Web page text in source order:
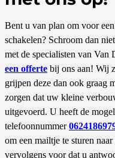
Bent u van plan om voor
schakelen? Schroom dan
met de specialisten van
een offerte bij ons aan! Wij
grijpen deze dan ook graag
zorgen dat uw kleine
uitgevoerd. U heeft de
telefoonnummer
om een mailtje te sturen naar
vervolgens voor dat u